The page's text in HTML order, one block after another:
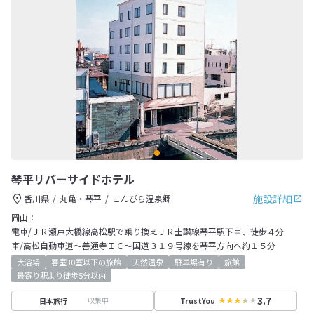
琴平リバーサイドホテル
施設詳細
香川県 丸亀・琴平
こんぴら温泉郷
岡山：
電車/ＪＲ瀬戸大橋線高松駅で乗り換えＪＲ土讃線琴平駅下車、徒歩４分
車/高松自動車道～善通寺ＩＣ～国道３１９号線を琴平方向へ約１５分
大浴場 客室30室以下の旅館 天然温泉 駐車場有り
旅館
最寄り駅より徒歩5分以内
日本旅行 収集中 TrustYou 3.7